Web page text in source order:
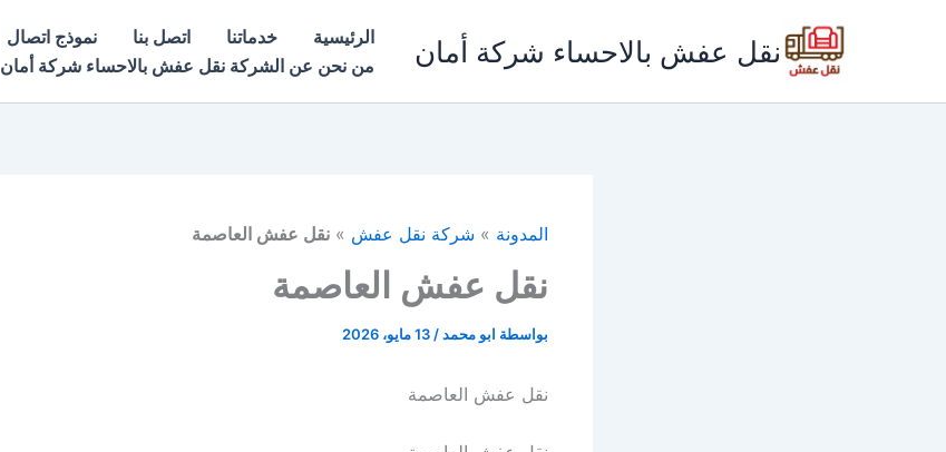
نقل عفش بالاحساء شركة أمان الرئيسية خدماتنا اتصل بنا نموذج اتصال
من نحن عن الشركة نقل عفش بالاحساء شركة أمان
المدونة » شركة نقل عفش » نقل عفش العاصمة
نقل عفش العاصمة
بواسطة ابو محمد/ 13 مايو، 2026
نقل عفش العاصمة